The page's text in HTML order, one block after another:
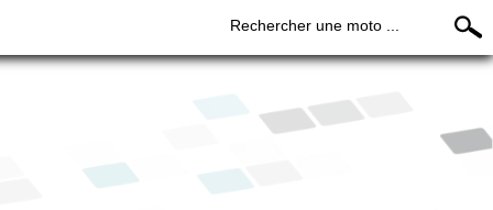
Rechercher une moto ...